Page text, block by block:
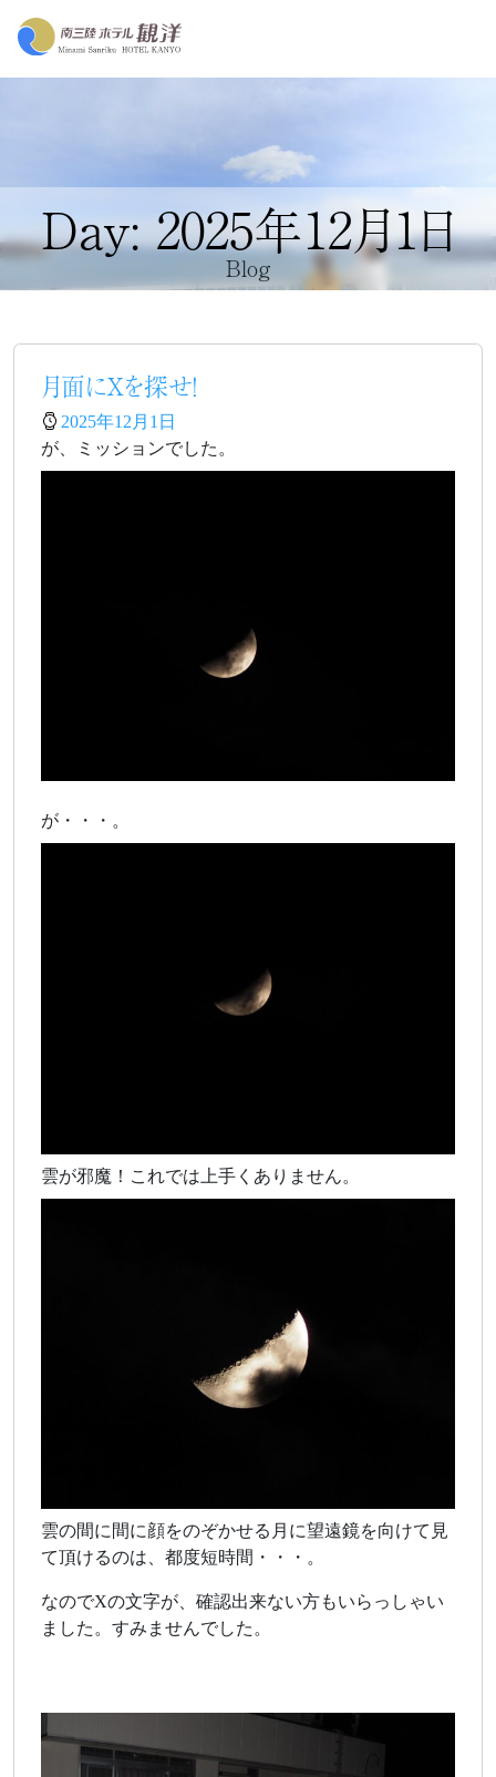
Day: 2025年12月1日
Blog
月面にXを探せ！
2025年12月1日
が、ミッションでした。
が・・・。
雲が邪魔！これでは上手くありません。
雲の間に間に顔をのぞかせる月に望遠鏡を向けて見
て頂けるのは、都度短時間・・・。
なのでXの文字が、確認出来ない方もいらっしゃい
ました。すみませんでした。